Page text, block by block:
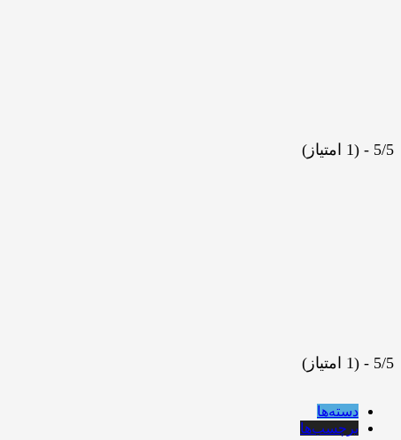
5/5 - (1 امتیاز)
5/5 - (1 امتیاز)
دسته‌ها
برچسب‌ها